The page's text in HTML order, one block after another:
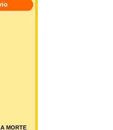
MORTE